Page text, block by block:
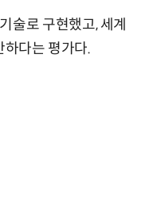
술로 구현했고, 세계
하다는 평가다.